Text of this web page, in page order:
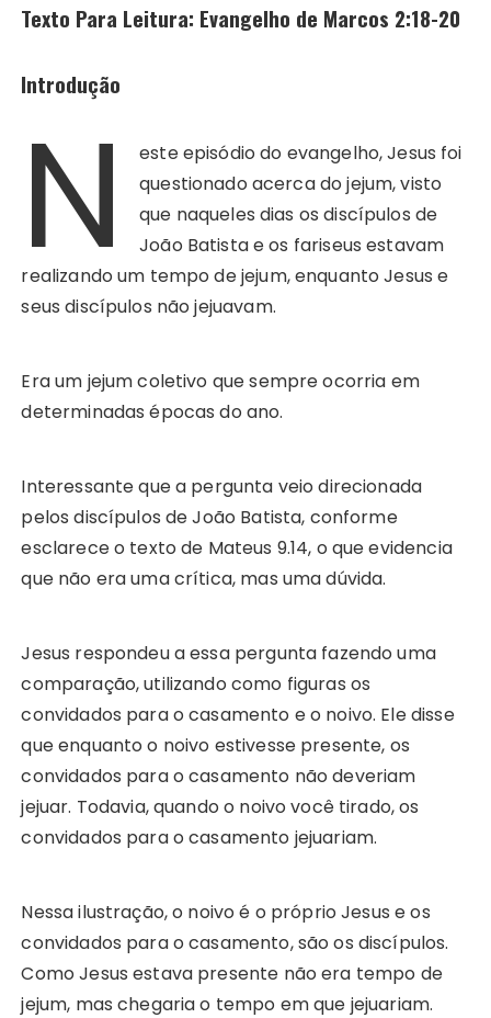
Texto Para Leitura: Evangelho de Marcos 2:18-20
Introdução
N
este episódio do evangelho, Jesus foi
questionado acerca do jejum, visto
que naqueles dias os discípulos de
João Batista e os fariseus estavam
realizando um tempo de jejum, enquanto Jesus e
seus discípulos não jejuavam.
Era um jejum coletivo que sempre ocorria em
determinadas épocas do ano.
Interessante que a pergunta veio direcionada
pelos discípulos de João Batista, conforme
esclarece o texto de Mateus 9.14, o que evidencia
que não era uma crítica, mas uma dúvida.
Jesus respondeu a essa pergunta fazendo uma
comparação, utilizando como figuras os
convidados para o casamento e o noivo. Ele disse
que enquanto o noivo estivesse presente, os
convidados para o casamento não deveriam
jejuar. Todavia, quando o noivo você tirado, os
convidados para o casamento jejuariam.
Nessa ilustração, o noivo é o próprio Jesus e os
convidados para o casamento, são os discípulos.
Como Jesus estava presente não era tempo de
jejum, mas chegaria o tempo em que jejuariam.